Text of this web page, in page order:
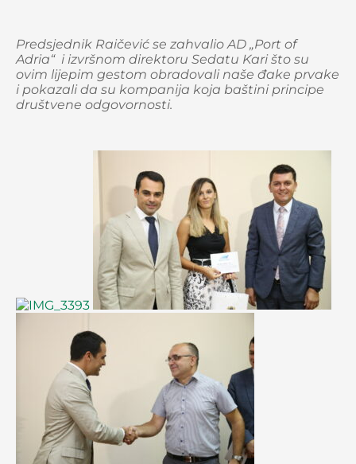
Predsjednik Raičević se zahvalio AD „Port of
Adria“ i izvršnom direktoru Sedatu Kari što su
ovim lijepim gestom obradovali naše đake prvake
i pokazali da su kompanija koja baštini principe
društvene odgovornosti.